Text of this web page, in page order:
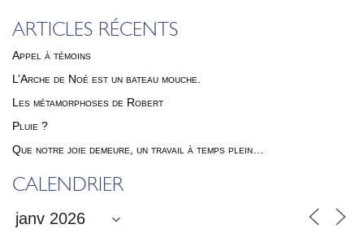
ARTICLES RÉCENTS
Appel à témoins
L’Arche de Noé est un bateau mouche.
Les métamorphoses de Robert
Pluie ?
Que notre joie demeure, un travail à temps plein…
CALENDRIER